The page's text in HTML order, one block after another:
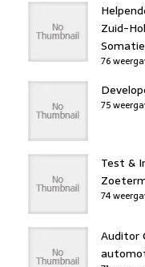
Zuid-
76
75
Test &
74
Auditor